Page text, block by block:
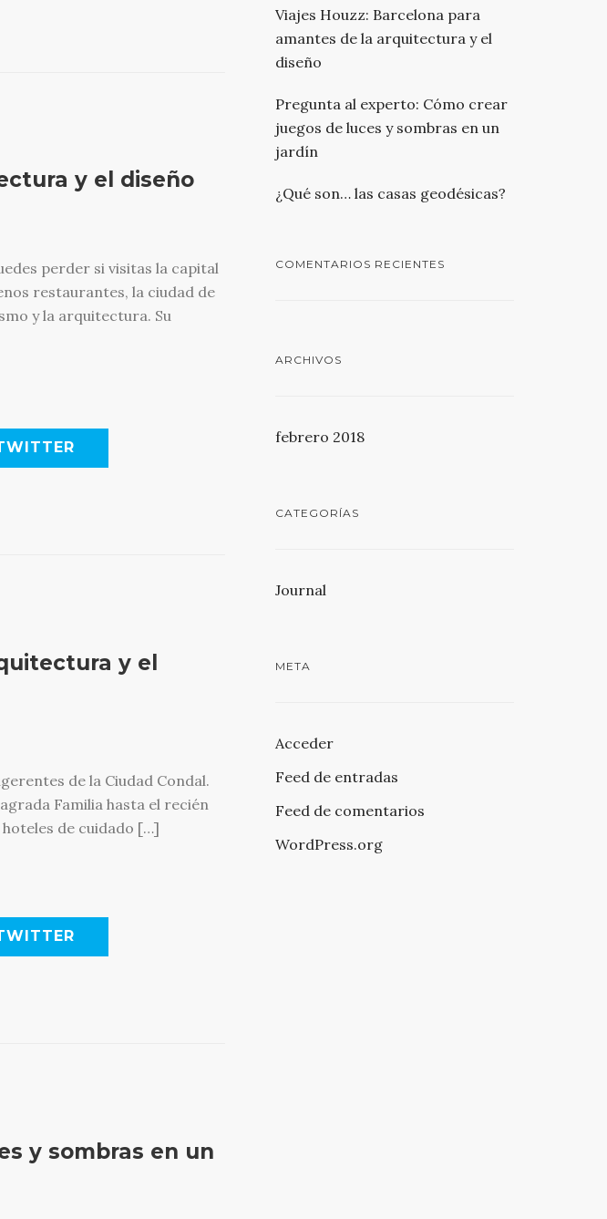
y el diseño
perder si visitas la capital
restaurantes, la ciudad de
y la arquitectura. Su
y el
de la Ciudad Condal.
Familia hasta el recién
hoteles de cuidado […]
y sombras en un
Viajes Houzz: Barcelona para
amantes de la arquitectura y el
diseño
Pregunta al experto: Cómo crear
juegos de luces y sombras en un
jardín
¿Qué son… las casas geodésicas?
COMENTARIOS RECIENTES
ARCHIVOS
febrero 2018
CATEGORÍAS
Journal
META
Acceder
Feed de entradas
Feed de comentarios
WordPress.org